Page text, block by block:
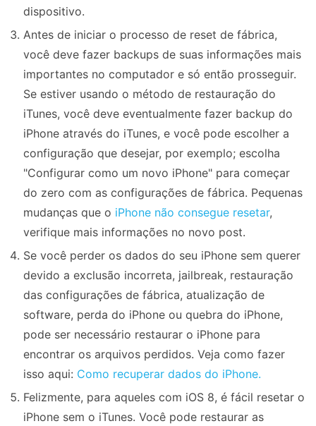
dispositivo.
Antes de iniciar o processo de reset de fábrica,
você deve fazer backups de suas informações mais
importantes no computador e só então prosseguir.
Se estiver usando o método de restauração do
iTunes, você deve eventualmente fazer backup do
iPhone através do iTunes, e você pode escolher a
configuração que desejar, por exemplo; escolha
"Configurar como um novo iPhone" para começar
do zero com as configurações de fábrica. Pequenas
mudanças que o iPhone não consegue resetar,
verifique mais informações no novo post.
Se você perder os dados do seu iPhone sem querer
devido a exclusão incorreta, jailbreak, restauração
das configurações de fábrica, atualização de
software, perda do iPhone ou quebra do iPhone,
pode ser necessário restaurar o iPhone para
encontrar os arquivos perdidos. Veja como fazer
isso aqui: Como recuperar dados do iPhone.
Felizmente, para aqueles com iOS 8, é fácil resetar o
iPhone sem o iTunes. Você pode restaurar as